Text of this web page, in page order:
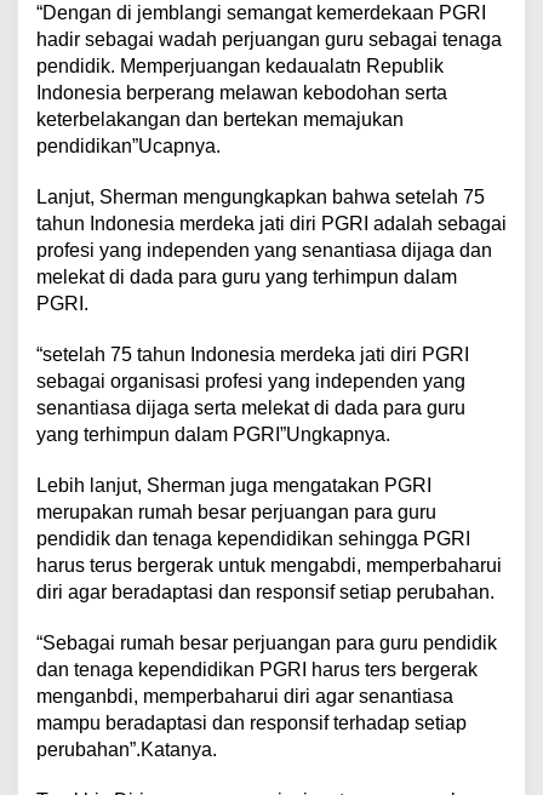
“Dengan di jemblangi semangat kemerdekaan PGRI
hadir sebagai wadah perjuangan guru sebagai tenaga
pendidik. Memperjuangan kedaualatn Republik
Indonesia berperang melawan kebodohan serta
keterbelakangan dan bertekan memajukan
pendidikan”Ucapnya.
Lanjut, Sherman mengungkapkan bahwa setelah 75
tahun Indonesia merdeka jati diri PGRI adalah sebagai
profesi yang independen yang senantiasa dijaga dan
melekat di dada para guru yang terhimpun dalam
PGRI.
“setelah 75 tahun Indonesia merdeka jati diri PGRI
sebagai organisasi profesi yang independen yang
senantiasa dijaga serta melekat di dada para guru
yang terhimpun dalam PGRI”Ungkapnya.
Lebih lanjut, Sherman juga mengatakan PGRI
merupakan rumah besar perjuangan para guru
pendidik dan tenaga kependidikan sehingga PGRI
harus terus bergerak untuk mengabdi, memperbaharui
diri agar beradaptasi dan responsif setiap perubahan.
“Sebagai rumah besar perjuangan para guru pendidik
dan tenaga kependidikan PGRI harus ters bergerak
menganbdi, memperbaharui diri agar senantiasa
mampu beradaptasi dan responsif terhadap setiap
perubahan”.Katanya.